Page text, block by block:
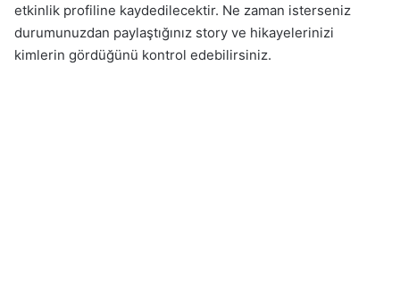
etkinlik profiline kaydedilecektir. Ne zaman isterseniz
durumunuzdan paylaştığınız story ve hikayelerinizi
kimlerin gördüğünü kontrol edebilirsiniz.